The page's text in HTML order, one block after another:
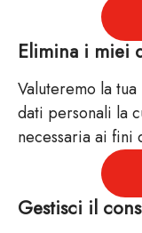
Elimina i miei
Valuteremo la
dati personali la
necessaria ai fini
Gestisci il